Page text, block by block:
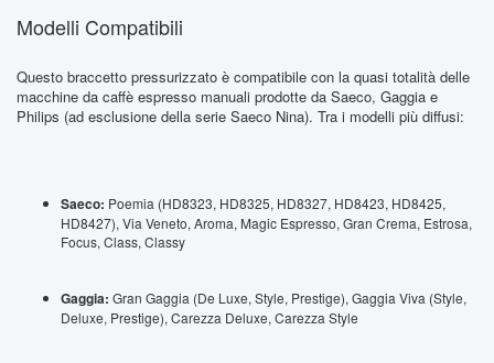
Modelli Compatibili
Questo braccetto pressurizzato è compatibile con la quasi totalità delle
macchine da caffè espresso manuali prodotte da Saeco, Gaggia e
Philips (ad esclusione della serie Saeco Nina). Tra i modelli più diffusi:
Saeco: Poemia (HD8323, HD8325, HD8327, HD8423, HD8425,
HD8427), Via Veneto, Aroma, Magic Espresso, Gran Crema, Estrosa,
Focus, Class, Classy
Gaggia: Gran Gaggia (De Luxe, Style, Prestige), Gaggia Viva (Style,
Deluxe, Prestige), Carezza Deluxe, Carezza Style